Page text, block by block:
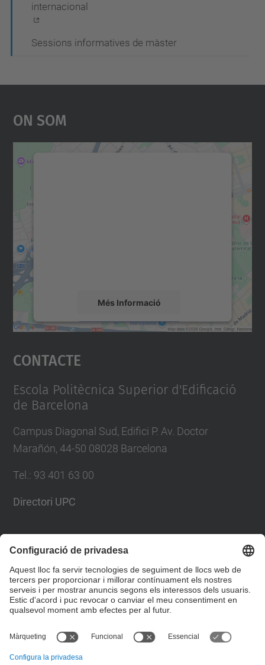
internacional
Sessions informatives de màster
On Som
Més Informació
Accepta
powered by
Contacte
Escola Politècnica Superior d'Edificació
de Barcelona
Campus Diagonal Sud, Edifici P. Av. Doctor
Marañón, 44-50 08028 Barcelona
Tel. : 93 401 63 00
Directori UPC
Formulari de contacte
Llista Xarxes Socials